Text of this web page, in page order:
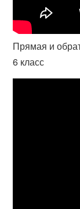
Прямая и
6 класс